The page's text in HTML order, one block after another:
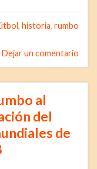
, historia, rumbo
Dejar un comentario
al
del
de